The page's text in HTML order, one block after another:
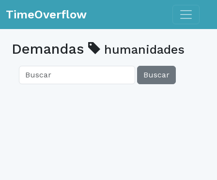
TimeOverflow Toggle
Demandas humanidades
Buscar